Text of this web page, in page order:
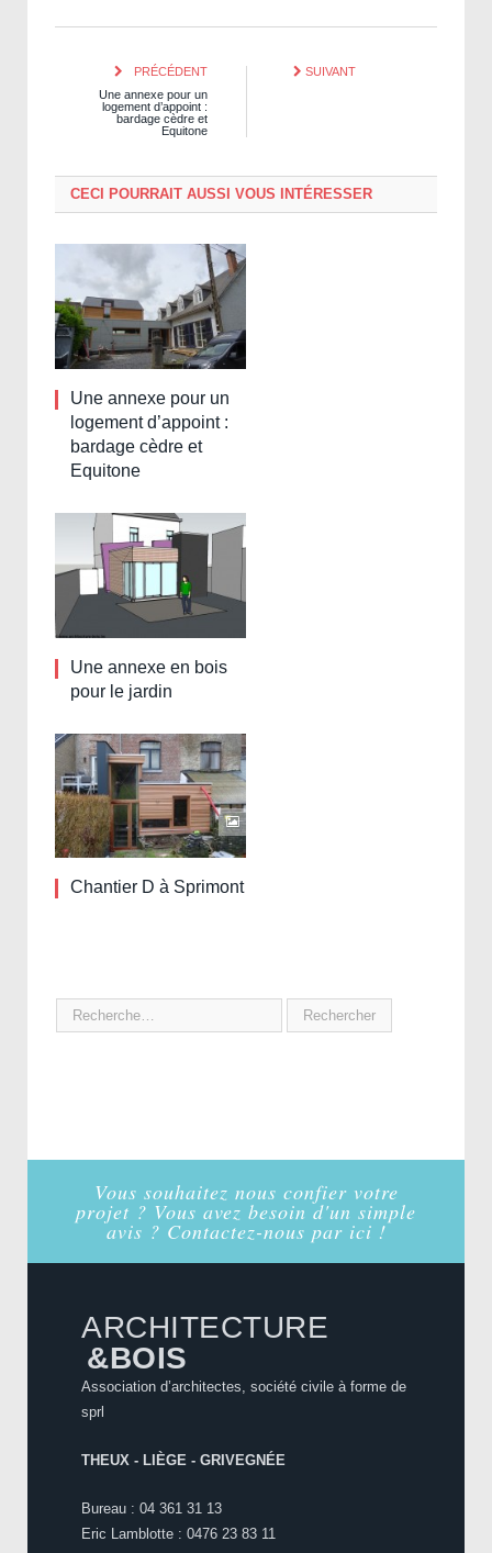
PRÉCÉDENT
Une annexe pour un
logement d’appoint :
bardage cèdre et
Equitone
SUIVANT
CECI POURRAIT AUSSI VOUS INTÉRESSER
Une annexe pour un
logement d’appoint :
bardage cèdre et
Equitone
Une annexe en bois
pour le jardin
Chantier D à Sprimont
Vous souhaitez nous confier votre
projet ? Vous avez besoin d'un simple
avis ? Contactez-nous par ici !
ARCHITECTURE
&BOIS
Association d’architectes, société civile à forme de
sprl
THEUX - LIÈGE - GRIVEGNÉE
Bureau : 04 361 31 13
Eric Lamblotte : 0476 23 83 11